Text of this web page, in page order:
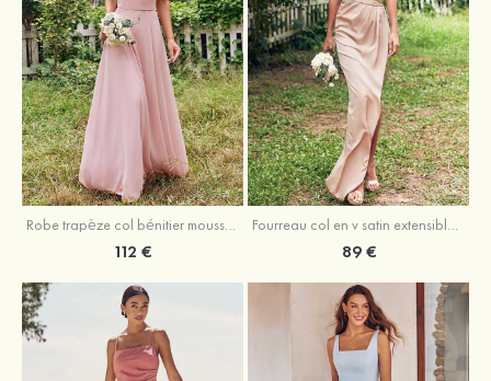
Robe trapèze col bénitier mousseline ras du sol robe de demoiselle d'honneur
112 €
Fourreau col en v satin extensible asymétrique robe de demoiselle d'honneur
89 €